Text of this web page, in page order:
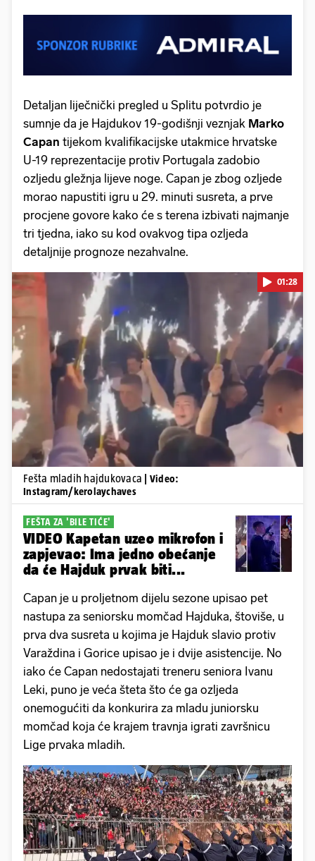
Detaljan liječnički pregled u Splitu potvrdio je
sumnje da je Hajdukov 19-godišnji veznjak Marko
Capan tijekom kvalifikacijske utakmice hrvatske
U-19 reprezentacije protiv Portugala zadobio
ozljedu gležnja lijeve noge. Capan je zbog ozljede
morao napustiti igru u 29. minuti susreta, a prve
procjene govore kako će s terena izbivati najmanje
tri tjedna, iako su kod ovakvog tipa ozljeda
detaljnije prognoze nezahvalne.
Pokretanje videa...
01:28
Fešta mladih hajdukovaca
| Video:
Instagram/kerolaychaves
FEŠTA ZA 'BILE TIĆE'
VIDEO Kapetan uzeo mikrofon i
zapjevao: Ima jedno obećanje
da će Hajduk prvak biti...
Capan je u proljetnom dijelu sezone upisao pet
nastupa za seniorsku momčad Hajduka, štoviše, u
prva dva susreta u kojima je Hajduk slavio protiv
Varaždina i Gorice upisao je i dvije asistencije. No
iako će Capan nedostajati treneru seniora Ivanu
Leki, puno je veća šteta što će ga ozljeda
onemogućiti da konkurira za mladu juniorsku
momčad koja će krajem travnja igrati završnicu
Lige prvaka mladih.